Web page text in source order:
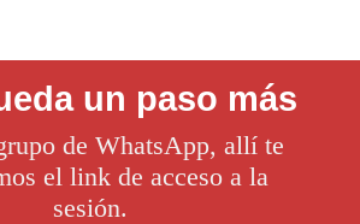
un paso más
de WhatsApp, allí te
el link de acceso a la
sesión.